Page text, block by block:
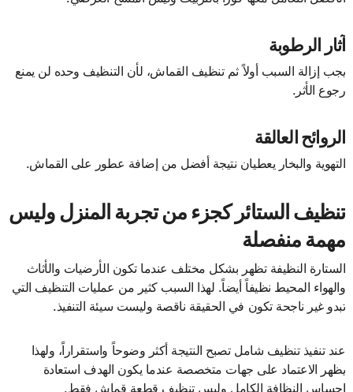
آثار الرطوبة
يجب إزالة السبب أولاً ثم تنظيف القماش، لأن التنظيف وحده لن يمنع
رجوع الأثر.
الروائح العالقة
التهوية والبخار يعطيان نتيجة أفضل من إضافة عطور على القماش.
تنظيف الستائر كجزء من تجربة المنزل وليس
مهمة منفصلة
الستارة النظيفة تظهر بشكل مختلف عندما تكون الأرضيات والأثاث
والهواء المحيط نظيفاً أيضاً. لهذا السبب كثير من عمليات التنظيف التي
تبدو غير ناجحة تكون في الحقيقة ناقصة وليست سيئة التنفيذ.
عند تنفيذ تنظيف شامل تصبح النتيجة أكثر وضوحاً واستقراراً، ولهذا
يظهر الاعتماد على جهات متخصصة عندما يكون الهدف استعادة
إحساس النظافة الكامل وليس تنظيف قطعة قماش فقط.